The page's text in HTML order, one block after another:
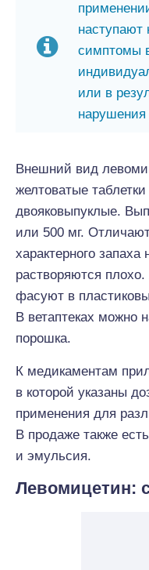
наступают
симптомы
или в
нарушения
Внешний вид
желтоватые
двояковыпуклые.
или 500 мг.
характерного
растворяются
фасуют в
В ветаптеках можно
порошка.
К медикаментам
в которой указаны
применения для
В продаже также
и эмульсия.
Левомицетин: